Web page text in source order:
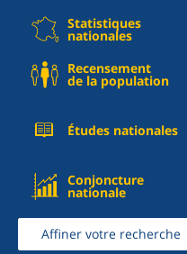
Statistiques
nationales
Recensement
de la population
Études nationales
Conjoncture
nationale
Affiner votre recherche